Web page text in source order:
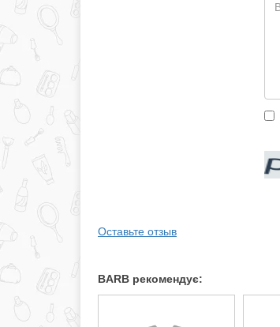
Оставьте отзыв
BARB рекомендує: